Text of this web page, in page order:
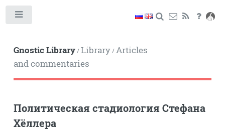
Gnostic Library/Library/Articles
and commentaries
Политическая стадиология Стефана
Хёллера